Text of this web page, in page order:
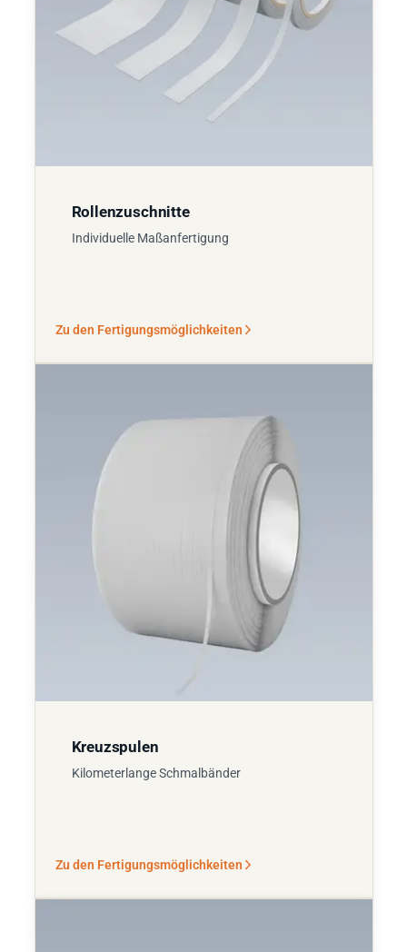
Rollenzuschnitte
Individuelle Maßanfertigung
Zu den Fertigungsmöglichkeiten
Kreuzspulen
Kilometerlange Schmalbänder
Zu den Fertigungsmöglichkeiten